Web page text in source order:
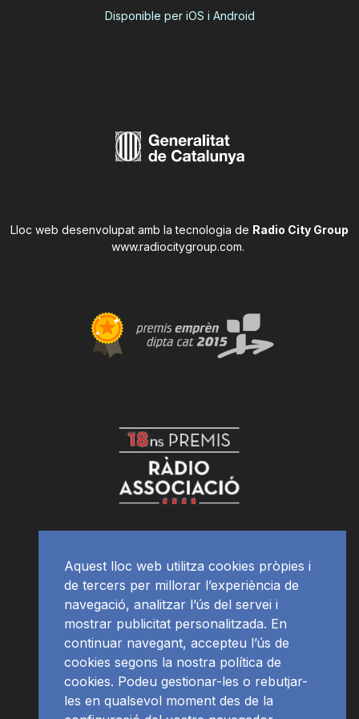
Disponible per iOS i Android
Lloc web desenvolupat amb la tecnologia de Radio City Group
www.radiocitygroup.com.
Aquest lloc web utilitza cookies pròpies i
de tercers per millorar l’experiència de
navegació, analitzar l’ús del servei i
mostrar publicitat personalitzada. En
continuar navegant, accepteu l’ús de
cookies segons la nostra política de
cookies. Podeu gestionar-les o rebutjar-
les en qualsevol moment des de la